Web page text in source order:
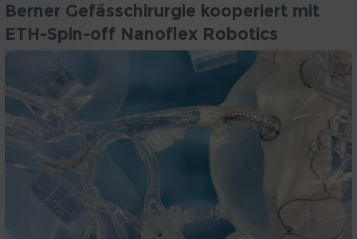
Berner Gefässchirurgie kooperiert mit
ETH-Spin-off Nanoflex Robotics